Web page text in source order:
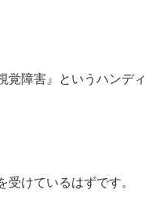
覚障害』というハンディ
けているはずです。